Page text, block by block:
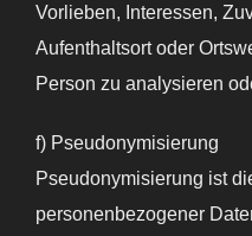
Vorlieben, Interessen,
Aufenthaltsort oder
Person zu analysieren
f) Pseudonymisierung
Pseudonymisierung ist
personenbezogener